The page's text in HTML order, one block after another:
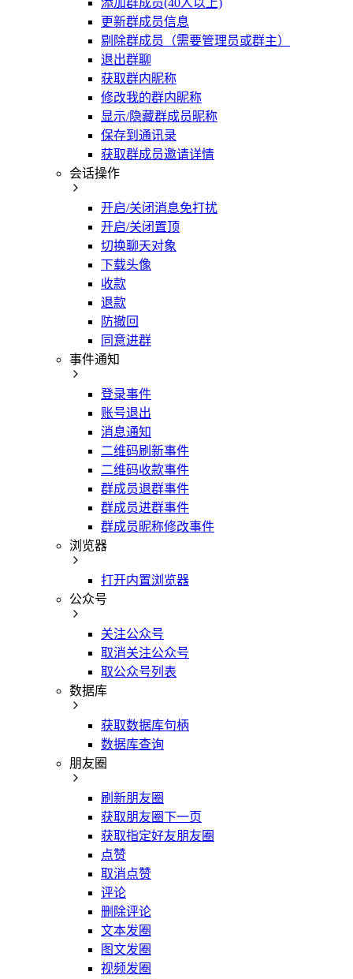
更新群成员信息
剔除群成员（需要管理员或群主）
退出群聊
获取群内昵称
修改我的群内昵称
显示/隐藏群成员昵称
保存到通讯录
获取群成员邀请详情
会话操作
开启/关闭消息免打扰
开启/关闭置顶
切换聊天对象
下载头像
收款
退款
防撤回
同意进群
事件通知
登录事件
账号退出
消息通知
二维码刷新事件
二维码收款事件
群成员退群事件
群成员进群事件
群成员昵称修改事件
浏览器
打开内置浏览器
公众号
关注公众号
取消关注公众号
取公众号列表
数据库
获取数据库句柄
数据库查询
朋友圈
刷新朋友圈
获取朋友圈下一页
获取指定好友朋友圈
点赞
取消点赞
评论
删除评论
文本发圈
图文发圈
视频发圈